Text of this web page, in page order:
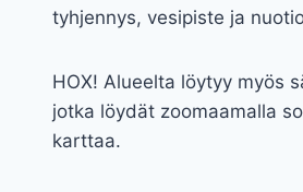
tyhjennys, vesipiste ja
HOX! Alueelta löytyy myös
jotka löydät zoomaamalla
karttaa.